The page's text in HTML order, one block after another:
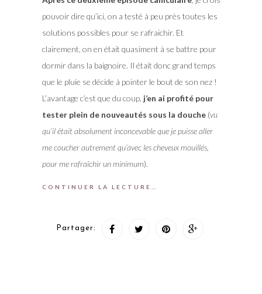
pouvoir dire qu’ici, on a testé à peu près toutes les
solutions possibles pour se rafraichir. Et
clairement, on en était quasiment à se battre pour
dormir dans la baignoire. Il était donc grand temps
que le pluie se décide à pointer le bout de son nez !
L’avantage c’est que du coup, j’en ai profité pour
tester plein de nouveautés sous la douche(vu
qu’il était absolument inconcevable que je puisse aller
me coucher autrement qu’avec les cheveux mouillés,
pour me rafraîchir un minimum).
CONTINUER LA LECTURE…
Partager: